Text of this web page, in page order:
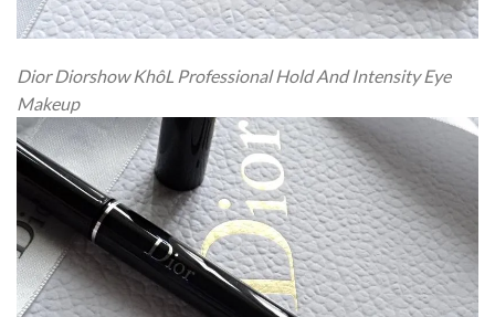
Dior Diorshow KhôL Professional Hold And Intensity Eye
Makeup